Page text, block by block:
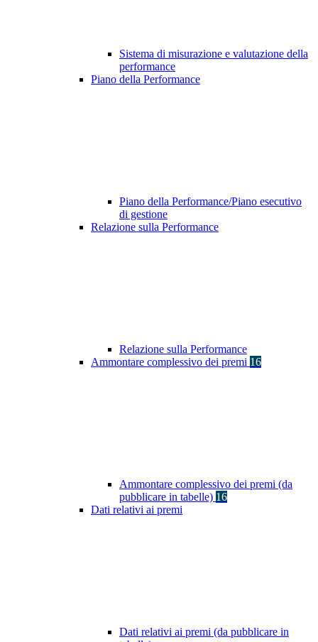
Sistema di misurazione e valutazione della
performance
Piano della Performance
Piano della Performance/Piano esecutivo
di gestione
Relazione sulla Performance
Relazione sulla Performance
Ammontare complessivo dei premi 16
Ammontare complessivo dei premi (da
pubblicare in tabelle) 16
Dati relativi ai premi
Dati relativi ai premi (da pubblicare in